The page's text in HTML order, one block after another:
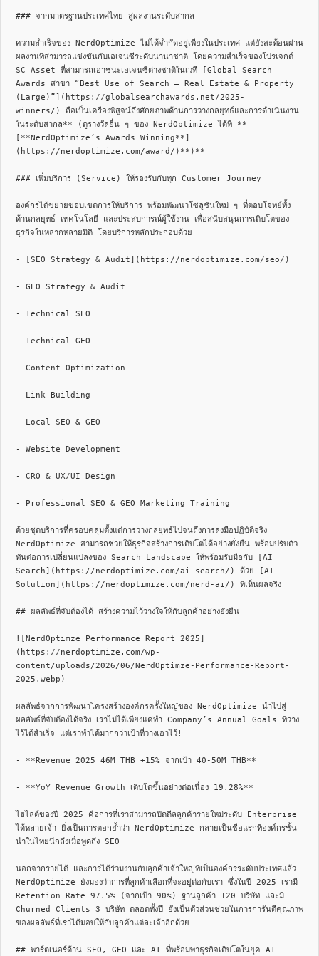
### จากมาตรฐานประเทศไทย สู่ผลงานระดับสากล
ความสำเร็จของ NerdOptimize ไม่ได้จำกัดอยู่เพียงในประเทศ แต่ยังสะท้อนผ่าน
ผลงานที่สามารถแข่งขันกับเอเจนซีระดับนานาชาติ โดยความสำเร็จของโปรเจกต์
SC Asset ที่สามารถเอาชนะเอเจนซีต่างชาติในเวที [Global Search
Awards สาขา “Best Use of Search – Real Estate & Property
(Large)”](https://globalsearchawards.net/2025-
winners/) ถือเป็นเครื่องพิสูจน์ถึงศักยภาพด้านการวางกลยุทธ์และการดำเนินงาน
ในระดับสากล** (ดูรางวัลอื่น ๆ ของ NerdOptimize ได้ที่ **
[**NerdOptimize’s Awards Winning**]
(https://nerdoptimize.com/award/)**)**
### เพิ่มบริการ (Service) ให้รองรับกับทุก Customer Journey
องค์กรได้ขยายขอบเขตการให้บริการ พร้อมพัฒนาโซลูชันใหม่ ๆ ที่ตอบโจทย์ทั้ง
ด้านกลยุทธ์ เทคโนโลยี และประสบการณ์ผู้ใช้งาน เพื่อสนับสนุนการเติบโตของ
ธุรกิจในหลากหลายมิติ โดยบริการหลักประกอบด้วย
- [SEO Strategy & Audit](https://nerdoptimize.com/seo/)
- GEO Strategy & Audit
- Technical SEO
- Technical GEO
- Content Optimization
- Link Building
- Local SEO & GEO
- Website Development
- CRO & UX/UI Design
- Professional SEO & GEO Marketing Training
ด้วยชุดบริการที่ครอบคลุมตั้งแต่การวางกลยุทธ์ไปจนถึงการลงมือปฏิบัติจริง
NerdOptimize สามารถช่วยให้ธุรกิจสร้างการเติบโตได้อย่างยั่งยืน พร้อมปรับตัว
ทันต่อการเปลี่ยนแปลงของ Search Landscape ให้พร้อมรับมือกับ [AI
Search](https://nerdoptimize.com/ai-search/) ด้วย [AI
Solution](https://nerdoptimize.com/nerd-ai/) ที่เห็นผลจริง
## ผลลัพธ์ที่จับต้องได้ สร้างความไว้วางใจให้กับลูกค้าอย่างยั่งยืน
![NerdOptimze Performance Report 2025]
(https://nerdoptimize.com/wp-
content/uploads/2026/06/NerdOptimze-Performance-Report-
2025.webp)
ผลลัพธ์จากการพัฒนาโครงสร้างองค์กรครั้งใหญ๋ของ NerdOptimize นำไปสู่
ผลลัพธ์ที่จับต้องได้จริง เราไม่ได้เพียงแค่ทำ Company’s Annual Goals ที่วาง
ไว้ได้สำเร็จ แต่เราทำได้มากกว่าเป้าที่วางเอาไว้!
- **Revenue 2025 46M THB +15% จากเป้า 40-50M THB**
- **YoY Revenue Growth เติบโตขึ้นอย่างต่อเนื่อง 19.28%**
ไฮไลต์ของปี 2025 คือการที่เราสามารถปิดดีลลูกค้ารายใหม่ระดับ Enterprise
ได้หลายเจ้า ยิ่งเป็นการตอกย้ำว่า NerdOptimize กลายเป็นชื่อแรกที่องค์กรชั้น
นำในไทยนึกถึงเมื่อพูดถึง SEO
นอกจากรายได้ และการได้ร่วมงานกับลูกค้าเจ้าใหญ่ที่เป็นองค์กรระดับประเทศแล้ว
NerdOptimize ยังมองว่าการที่ลูกค้าเลือกที่จะอยู่ต่อกับเรา ซึ่งในปี 2025 เรามี
Retention Rate 97.5% (จากเป้า 90%) ฐานลูกค้า 120 บริษัท และมี
Churned Clients 3 บริษัท ตลอดทั้งปี ยังเป็นตัวส่วนช่วยในการการันตีคุณภาพ
ของผลลัพธ์ที่เราได้มอบให้กับลูกค้าแต่ละเจ้าอีกด้วย
## พาร์ตเนอร์ด้าน SEO, GEO และ AI ที่พร้อมพาธุรกิจเติบโตในยุค AI